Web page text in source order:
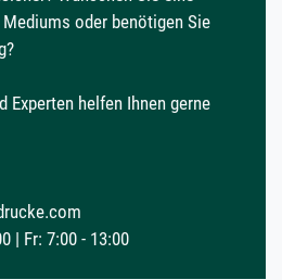
oder benötigen Sie
Experten helfen Ihnen gerne
| Fr: 7:00 - 13:00